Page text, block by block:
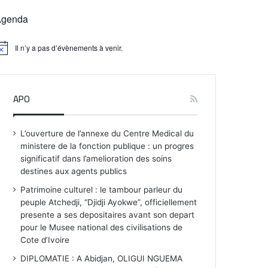
Il n’y a pas d’évènements à venir.
APO
L’ouverture de l’annexe du Centre Medical du
ministere de la fonction publique : un progres
significatif dans l’amelioration des soins
destines aux agents publics
Patrimoine culturel : le tambour parleur du
peuple Atchedji, “Djidji Ayokwe”, officiellement
presente a ses depositaires avant son depart
pour le Musee national des civilisations de
Cote d’Ivoire
DIPLOMATIE : A Abidjan, OLIGUI NGUEMA